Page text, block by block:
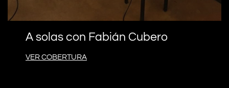
A solas con Fabián Cubero
VER COBERTURA